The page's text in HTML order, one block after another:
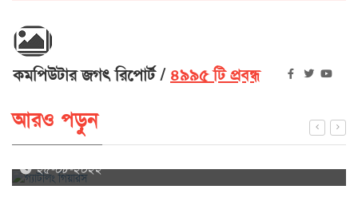
কমপিউটার জগৎ রিপোর্ট ৪৯৯৫ টি প্রবন্ধ
আরও পড়ুন
গ্যাটলিং গিয়ারস
২৫-০৮-২০২২